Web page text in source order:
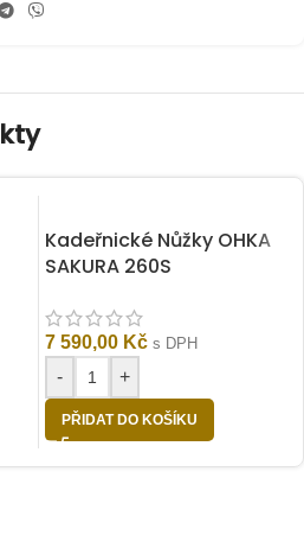
Kadeřnické Nůžky OHKA
SAKURA 260S
7 590,00 Kč s DPH
- +
PŘIDAT DO KOŠÍKU